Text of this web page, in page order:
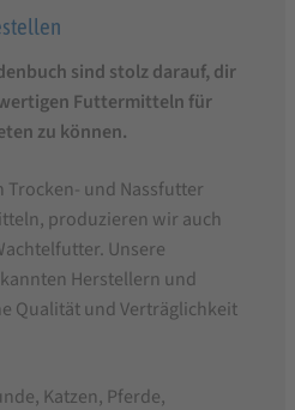
sind stolz darauf, dir
Futtermitteln für
zu können.
Trocken- und Nassfutter
produzieren wir auch
Unsere
Herstellern und
Qualität und Verträglichkeit
Katzen, Pferde,